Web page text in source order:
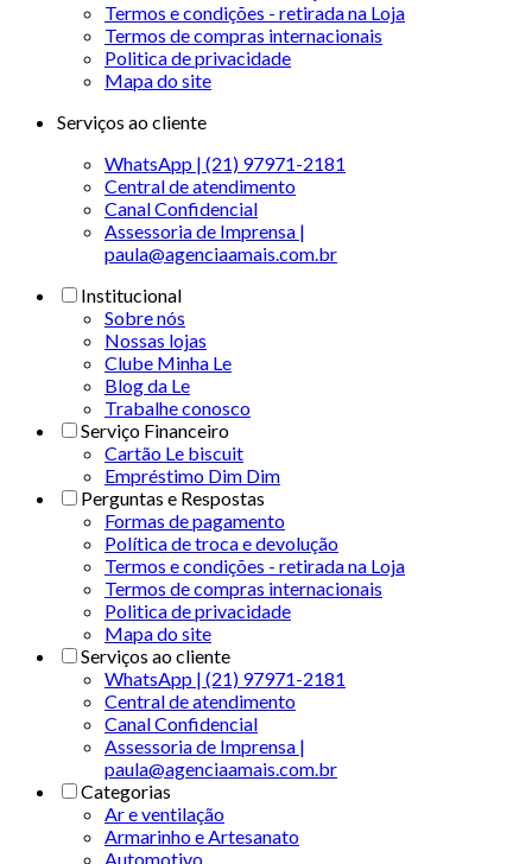
Termos e condições - retirada na Loja
Termos de compras internacionais
Politica de privacidade
Mapa do site
Serviços ao cliente
WhatsApp | (21) 97971-2181
Central de atendimento
Canal Confidencial
Assessoria de Imprensa |
paula@agenciaamais.com.br
Institucional
Sobre nós
Nossas lojas
Clube Minha Le
Blog da Le
Trabalhe conosco
Serviço Financeiro
Cartão Le biscuit
Empréstimo Dim Dim
Perguntas e Respostas
Formas de pagamento
Política de troca e devolução
Termos e condições - retirada na Loja
Termos de compras internacionais
Politica de privacidade
Mapa do site
Serviços ao cliente
WhatsApp | (21) 97971-2181
Central de atendimento
Canal Confidencial
Assessoria de Imprensa |
paula@agenciaamais.com.br
Categorias
Ar e ventilação
Armarinho e Artesanato
Automotivo